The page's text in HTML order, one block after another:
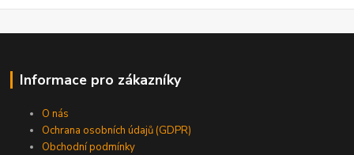
Informace pro zákazníky
O nás
Ochrana osobních údajů (GDPR)
Obchodní podmínky